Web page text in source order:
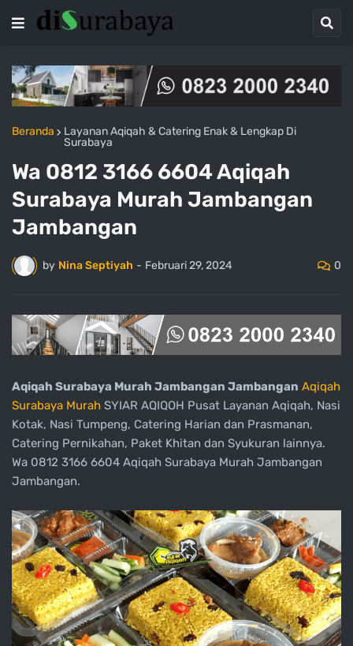
Beranda
Layanan Aqiqah & Catering Enak & Lengkap Di
Surabaya
Wa 0812 3166 6604 Aqiqah
Surabaya Murah Jambangan
Jambangan
by Nina Septiyah - Februari 29, 2024 0
Aqiqah Surabaya Murah Jambangan Jambangan Aqiqah
Surabaya Murah SYIAR AQIQOH Pusat Layanan Aqiqah, Nasi
Kotak, Nasi Tumpeng, Catering Harian dan Prasmanan,
Catering Pernikahan, Paket Khitan dan Syukuran lainnya.
Wa 0812 3166 6604 Aqiqah Surabaya Murah Jambangan
Jambangan.